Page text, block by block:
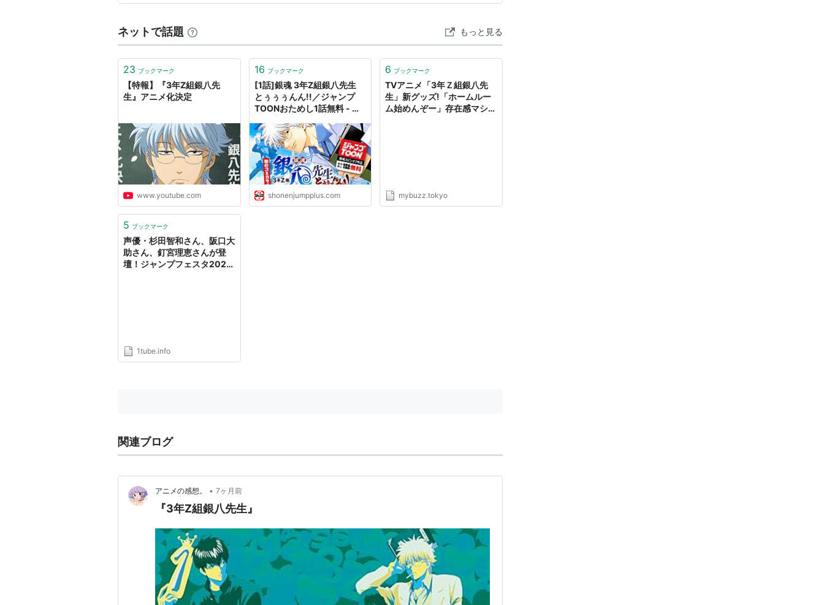
ネットで話題 もっと見る
23 ブックマーク
【特報】『3年Z組銀八先
生』アニメ化決定
www.youtube.com
16 ブックマーク
[1話]銀魂 3年Z組銀八先生
とぅぅぅんん!!／ジャンプ
TOONおためし1話無料 - 青
大崎知仁 | 少年ジャンプ＋
shonenjumpplus.com
6 ブックマーク
TVアニメ「3年Ｚ組銀八先
生」新グッズ!「ホームルー
ム始めんぞー」存在感マシマ
mybuzz.tokyo
5 ブックマーク
声優・杉田智和さん、阪口大
助さん、釘宮理恵さんが登
壇！ジャンプフェスタ2025
1tube.info
関連ブログ
アニメの感想。 • 7ヶ月前
『3年Z組銀八先生』